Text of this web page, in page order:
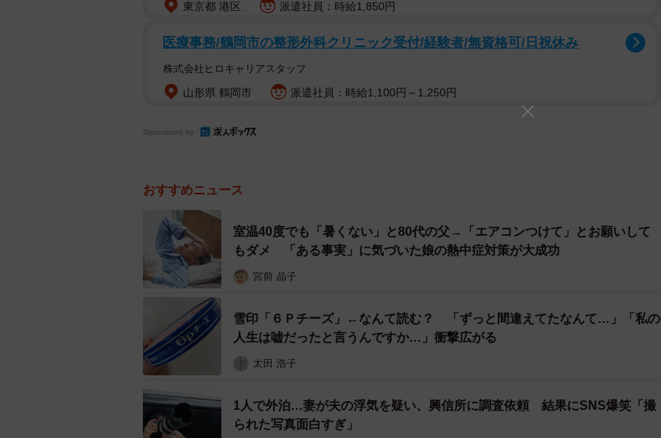
東京都 港区 派遣社員：時給1,850円
医療事務/鶴岡市の整形外科クリニック受付/経験者/無資格可/日祝休み
株式会社ヒロキャリアスタッフ
山形県 鶴岡市 派遣社員：時給1,100円～1,250円
Sponsored by
おすすめニュース
室温40度でも「暑くない」と80代の父→「エアコンつけて」とお願いして
もダメ 「ある事実」に気づいた娘の熱中症対策が大成功
宮前 晶子
雪印「６Ｐチーズ」←なんて読む？ 「ずっと間違えてたなんて…」「私の
人生は嘘だったと言うんですか…」衝撃広がる
太田 浩子
1人で外泊…妻が夫の浮気を疑い、興信所に調査依頼 結果にSNS爆笑「撮
られた写真面白すぎ」